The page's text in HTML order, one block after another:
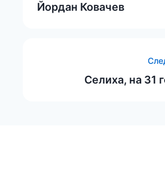
Йордан Ковачев
Селиха, на 31